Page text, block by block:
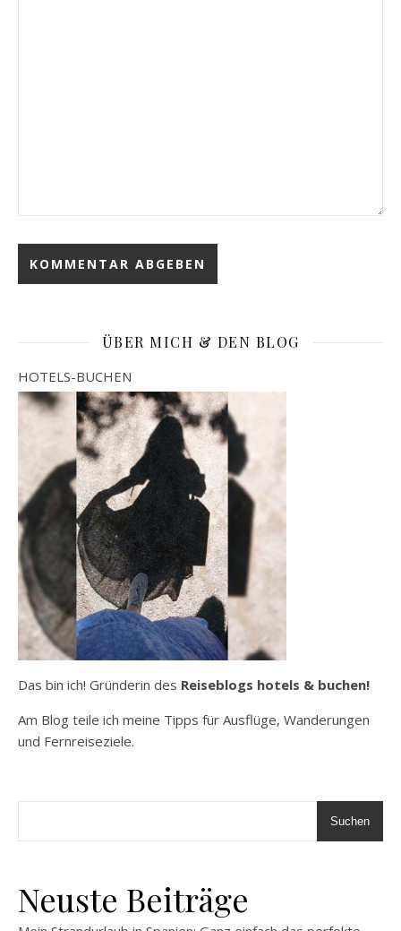
ÜBER MICH & DEN BLOG
HOTELS-BUCHEN
Das bin ich! Gründerin des Reiseblogs hotels & buchen!
Am Blog teile ich meine Tipps für Ausflüge, Wanderungen
und Fernreiseziele.
Suchen
Neuste Beiträge